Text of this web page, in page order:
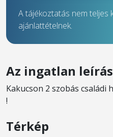
A tájékoztatás nem teljes
ajánlattételnek.
Az ingatlan
Kakucson 2 szobás családi
!
Térkép